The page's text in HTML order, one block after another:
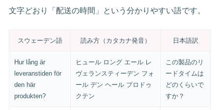
文字どおり「配送の時間」という分かりやすい語です。
スウェーデン語 読み方（カタカナ発音） 日本語訳
Hur lång är
leveranstiden för
den här
produkten?
ヒュール ロング エール レ
ヴェランスティーデン フォ
ール デン ヘール プロドゥ
クテン
この製品のリ
ードタイムは
どのくらいで
すか？